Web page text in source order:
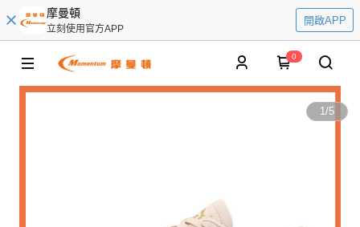
摩曼頓
立刻使用官方APP
開啟APP
0
1/5